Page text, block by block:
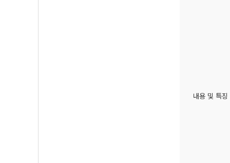
내용 및 특징